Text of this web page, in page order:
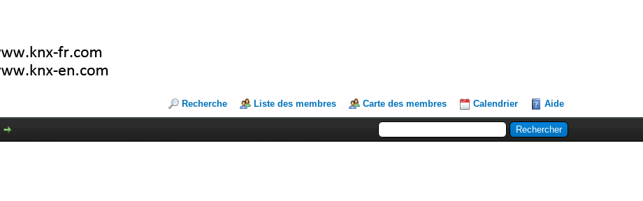
Recherche Liste des membres Carte des membres Calendrier Aide